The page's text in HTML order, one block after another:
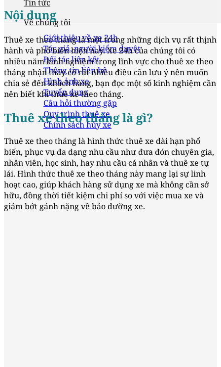
Tin tức
Về chúng tôi
Giới thiệu về xe 24h
Tác giả, người kiểm duyệt
Đối tác liên kết
Thông tin liên hệ
Hình ảnh xe
Tuyển dụng
Câu hỏi thường gặp
Quy trình thuê xe
Chính sách hủy xe
Nội dung
Thuê xe theo tháng là một trong những dịch vụ rất thịnh
hành và phổ biến hiện nay. Xe 24h của chúng tôi có
nhiều năm kinh nghiệm trong lĩnh vực cho thuê xe theo
tháng nhận thấy có rất nhiều điều cần lưu ý nên muốn
chia sẻ đến khách hàng, bạn đọc một số kinh nghiệm cần
nên biết khi thuê xe theo tháng.
Thuê xe theo tháng là gì?
Thuê xe theo tháng là hình thức thuê xe dài hạn phổ
biến, phục vụ đa dạng nhu cầu như đưa đón chuyên gia,
nhân viên, học sinh, hay nhu cầu cá nhân và thuê xe tự
lái. Hình thức thuê xe theo tháng này mang lại sự linh
hoạt cao, giúp khách hàng sử dụng xe mà không cần sở
hữu, đồng thời tiết kiệm chi phí so với việc mua xe và
giảm bớt gánh nặng về bảo dưỡng xe.